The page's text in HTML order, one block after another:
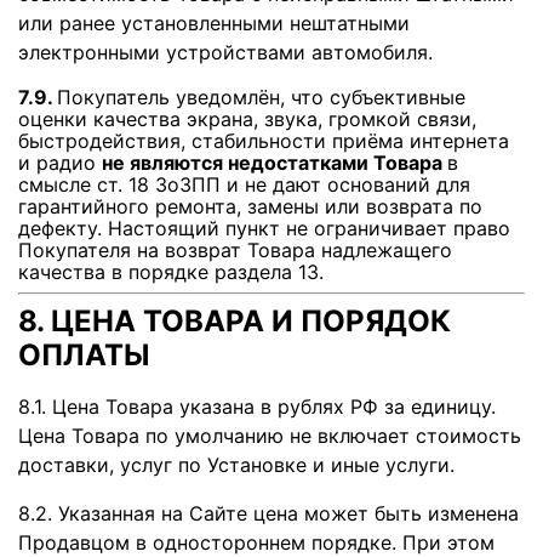
или ранее установленными нештатными
электронными устройствами автомобиля.
7.9. Покупатель уведомлён, что субъективные
оценки качества экрана, звука, громкой связи,
быстродействия, стабильности приёма интернета
и радио не являются недостатками Товара в
смысле ст. 18 ЗоЗПП и не дают оснований для
гарантийного ремонта, замены или возврата по
дефекту. Настоящий пункт не ограничивает право
Покупателя на возврат Товара надлежащего
качества в порядке раздела 13.
8. ЦЕНА ТОВАРА И ПОРЯДОК
ОПЛАТЫ
8.1. Цена Товара указана в рублях РФ за единицу.
Цена Товара по умолчанию не включает стоимость
доставки, услуг по Установке и иные услуги.
8.2. Указанная на Сайте цена может быть изменена
Продавцом в одностороннем порядке. При этом